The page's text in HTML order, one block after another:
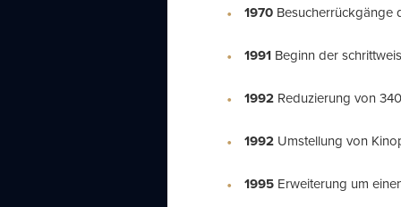
1970Besucherrückgänge
1991Beginn der
1992Reduzierung von
1992Umstellung von
1995Erweiterung um